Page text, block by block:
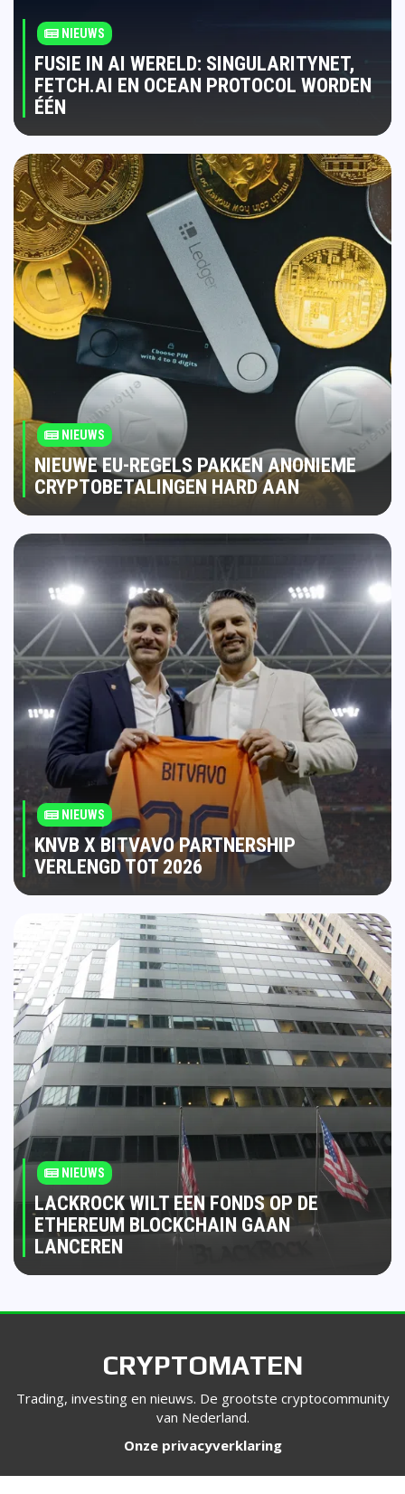
NIEUWS
FUSIE IN AI WERELD: SINGULARITYNET,
FETCH.AI EN OCEAN PROTOCOL WORDEN
ÉÉN
NIEUWS
NIEUWE EU-REGELS PAKKEN ANONIEME
CRYPTOBETALINGEN HARD AAN
NIEUWS
KNVB X BITVAVO PARTNERSHIP
VERLENGD TOT 2026
NIEUWS
LACKROCK WILT EEN FONDS OP DE
ETHEREUM BLOCKCHAIN GAAN
LANCEREN
CRYPTOMATEN
Trading, investing en nieuws. De grootste cryptocommunity
van Nederland.
Onze privacyverklaring